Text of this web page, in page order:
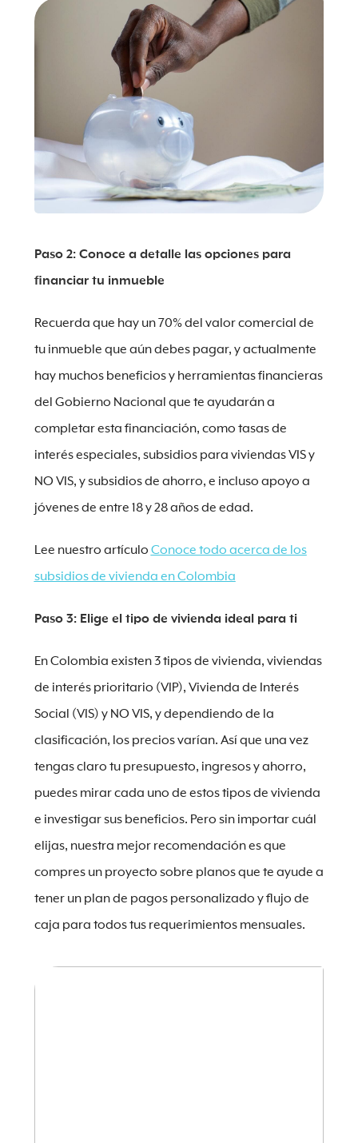
Paso 2: Conoce a detalle las opciones para
financiar tu inmueble
Recuerda que hay un 70% del valor comercial de
tu inmueble que aún debes pagar, y actualmente
hay muchos beneficios y herramientas financieras
del Gobierno Nacional que te ayudarán a
completar esta financiación, como tasas de
interés especiales, subsidios para viviendas VIS y
NO VIS, y subsidios de ahorro, e incluso apoyo a
jóvenes de entre 18 y 28 años de edad.
Lee nuestro artículo Conoce todo acerca de los
subsidios de vivienda en Colombia
Paso 3: Elige el tipo de vivienda ideal para ti
En Colombia existen 3 tipos de vivienda, viviendas
de interés prioritario (VIP), Vivienda de Interés
Social (VIS) y NO VIS, y dependiendo de la
clasificación, los precios varían. Así que una vez
tengas claro tu presupuesto, ingresos y ahorro,
puedes mirar cada uno de estos tipos de vivienda
e investigar sus beneficios. Pero sin importar cuál
elijas, nuestra mejor recomendación es que
compres un proyecto sobre planos que te ayude a
tener un plan de pagos personalizado y flujo de
caja para todos tus requerimientos mensuales.